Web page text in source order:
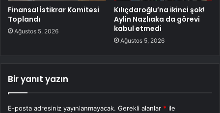
Finansal İstikrar Komitesi
Toplandı
Ağustos 5, 2026
Kılıçdaroğlu’na ikinci şok!
Aylin Nazlıaka da görevi
kabul etmedi
Ağustos 5, 2026
Bir yanıt yazın
E-posta adresiniz yayınlanmayacak. Gerekli alanlar * ile